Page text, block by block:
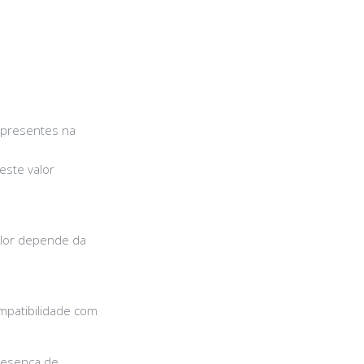
na
valor
depende da
com